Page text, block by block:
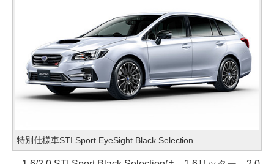
特別仕様車STI Sport EyeSight Black Selection